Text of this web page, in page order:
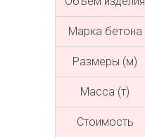
Марка бетона
Размеры (м)
Масса (т)
Cтоимость